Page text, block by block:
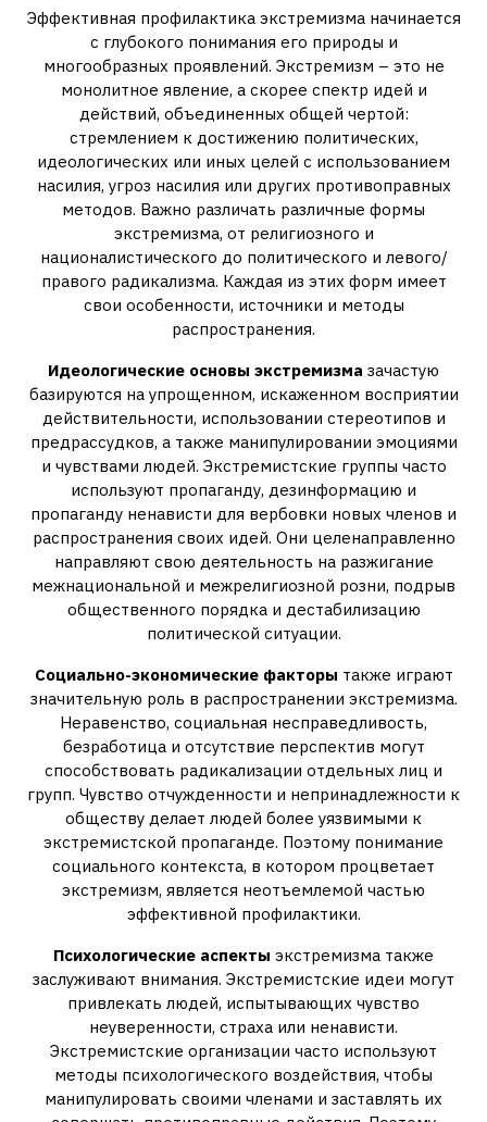
Эффективная профилактика экстремизма начинается
с глубокого понимания его природы и
многообразных проявлений. Экстремизм – это не
монолитное явление, а скорее спектр идей и
действий, объединенных общей чертой:
стремлением к достижению политических,
идеологических или иных целей с использованием
насилия, угроз насилия или других противоправных
методов. Важно различать различные формы
экстремизма, от религиозного и
националистического до политического и левого/
правого радикализма. Каждая из этих форм имеет
свои особенности, источники и методы
распространения.
Идеологические основы экстремизма зачастую
базируются на упрощенном, искаженном восприятии
действительности, использовании стереотипов и
предрассудков, а также манипулировании эмоциями
и чувствами людей. Экстремистские группы часто
используют пропаганду, дезинформацию и
пропаганду ненависти для вербовки новых членов и
распространения своих идей. Они целенаправленно
направляют свою деятельность на разжигание
межнациональной и межрелигиозной розни, подрыв
общественного порядка и дестабилизацию
политической ситуации.
Социально-экономические факторы также играют
значительную роль в распространении экстремизма.
Неравенство, социальная несправедливость,
безработица и отсутствие перспектив могут
способствовать радикализации отдельных лиц и
групп. Чувство отчужденности и непринадлежности к
обществу делает людей более уязвимыми к
экстремистской пропаганде. Поэтому понимание
социального контекста, в котором процветает
экстремизм, является неотъемлемой частью
эффективной профилактики.
Психологические аспекты экстремизма также
заслуживают внимания. Экстремистские идеи могут
привлекать людей, испытывающих чувство
неуверенности, страха или ненависти.
Экстремистские организации часто используют
методы психологического воздействия, чтобы
манипулировать своими членами и заставлять их